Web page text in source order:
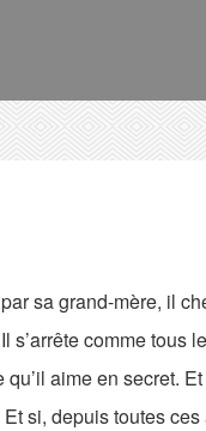
sa grand-mère, il
comme tous
aime en secret.
si, depuis toutes ces